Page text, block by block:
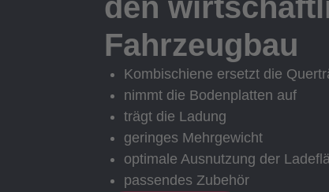
Fahrzeugbau
Kombischiene ersetzt die
nimmt die Bodenplatten auf
trägt die Ladung
geringes Mehrgewicht
optimale Ausnutzung der
passendes Zubehör